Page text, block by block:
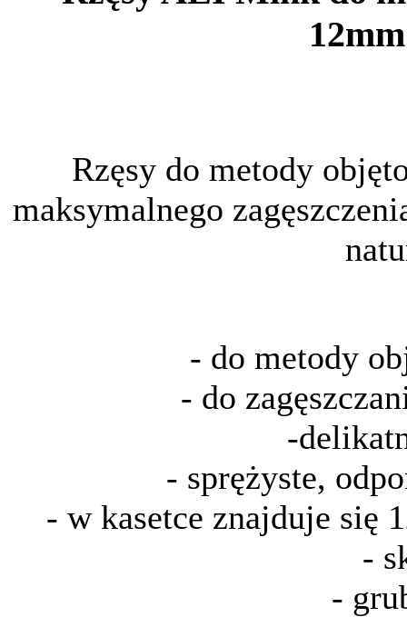
Rzęsy do metody
maksymalnego
- do metody
- do
-
- sprężyste,
- w kasetce znajduje się
-
-